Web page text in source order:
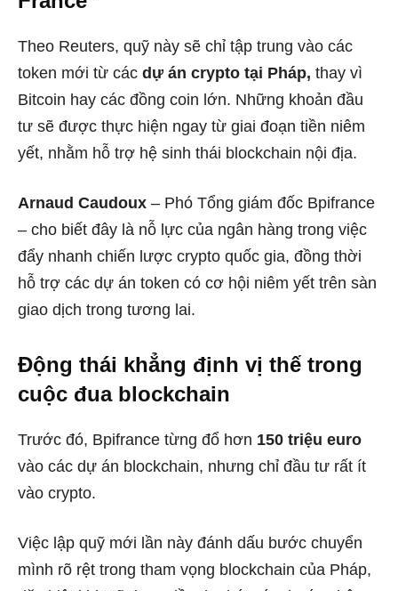
Theo Reuters, quỹ này sẽ chỉ tập trung vào các
token mới từ các dự án crypto tại Pháp, thay vì
Bitcoin hay các đồng coin lớn. Những khoản đầu
tư sẽ được thực hiện ngay từ giai đoạn tiền niêm
yết, nhằm hỗ trợ hệ sinh thái blockchain nội địa.
Arnaud Caudoux – Phó Tổng giám đốc Bpifrance
– cho biết đây là nỗ lực của ngân hàng trong việc
đẩy nhanh chiến lược crypto quốc gia, đồng thời
hỗ trợ các dự án token có cơ hội niêm yết trên sàn
giao dịch trong tương lai.
Động thái khẳng định vị thế trong
cuộc đua blockchain
Trước đó, Bpifrance từng đổ hơn 150 triệu euro
vào các dự án blockchain, nhưng chỉ đầu tư rất ít
vào crypto.
Việc lập quỹ mới lần này đánh dấu bước chuyển
mình rõ rệt trong tham vọng blockchain của Pháp,